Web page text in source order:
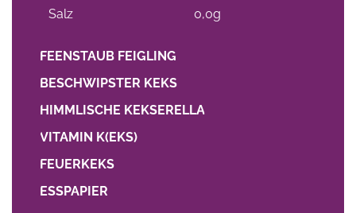
Salz 0,0g
FEENSTAUB FEIGLING
BESCHWIPSTER KEKS
HIMMLISCHE KEKSERELLA
VITAMIN K(EKS)
FEUERKEKS
ESSPAPIER